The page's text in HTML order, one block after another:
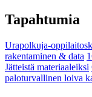
Tapahtumia
Urapolkuja-
rakentaminen & data
Jätteistä materiaaleiksi
paloturvallinen loiva